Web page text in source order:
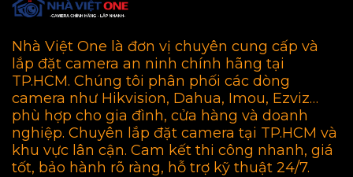
Nhà Việt One là đơn vị chuyên cung cấp và
lắp đặt camera an ninh chính hãng tại
TP.HCM. Chúng tôi phân phối các dòng
camera như Hikvision, Dahua, Imou, Ezviz…
phù hợp cho gia đình, cửa hàng và doanh
nghiệp. Chuyên lắp đặt camera tại TP.HCM và
khu vực lân cận. Cam kết thi công nhanh, giá
tốt, bảo hành rõ ràng, hỗ trợ kỹ thuật 24/7.